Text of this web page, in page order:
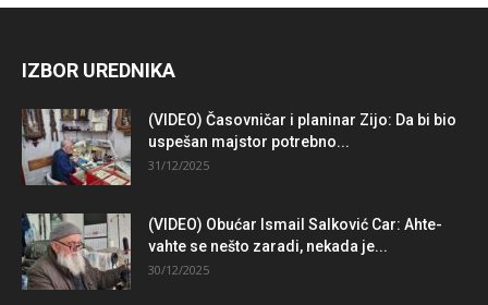
IZBOR UREDNIKA
(VIDEO) Časovničar i planinar Zijo: Da bi bio
uspešan majstor potrebno...
31/12/2025
(VIDEO) Obućar Ismail Salković Car: Ahte-
vahte se nešto zaradi, nekada je...
30/12/2025